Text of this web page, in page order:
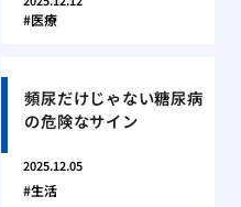
医療
頻尿だけじゃない糖尿病
の危険なサイン
2025.12.05
生活